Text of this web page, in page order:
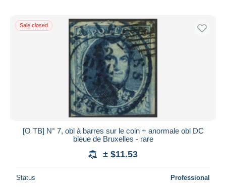
Sale closed
[O TB] N° 7, obl à barres sur le coin + anormale obl DC
bleue de Bruxelles - rare
± $11.53
Status Professional